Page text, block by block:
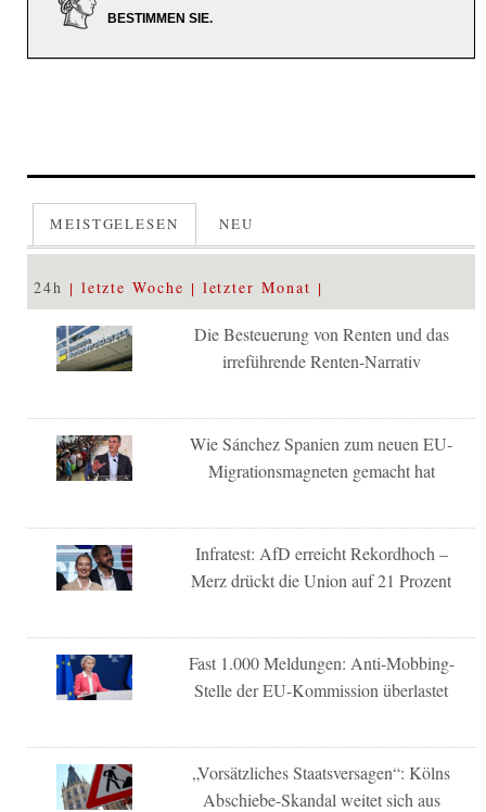
BESTIMMEN SIE.
MEISTGELESEN NEU
24h letzte Woche letzter Monat
Die Besteuerung von Renten und das
irreführende Renten-Narrativ
Wie Sánchez Spanien zum neuen EU-
Migrationsmagneten gemacht hat
Infratest: AfD erreicht Rekordhoch –
Merz drückt die Union auf 21 Prozent
Fast 1.000 Meldungen: Anti-Mobbing-
Stelle der EU-Kommission überlastet
„Vorsätzliches Staatsversagen“: Kölns
Abschiebe-Skandal weitet sich aus